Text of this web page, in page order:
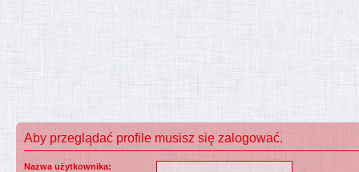
Aby przeglądać profile musisz się zalogować.
Nazwa użytkownika: